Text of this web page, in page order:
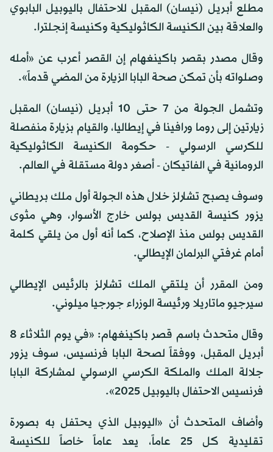
مطلع أبريل (نيسان) المقبل للاحتفال باليوبيل البابوي
والعلاقة بين الكنيسة الكاثوليكية وكنيسة إنجلترا.
وقال مصدر بقصر باكينغهام إن القصر أعرب عن «أمله
وصلواته بأن تمكن صحة البابا الزيارة من المضي قدماً».
وتشمل الجولة من 7 حتى 10 أبريل (نيسان) المقبل
زيارتين إلى روما ورافينا في إيطاليا، والقيام بزيارة منفصلة
للكرسي الرسولي - حكومة الكنيسة الكاثوليكية
الرومانية في الفاتيكان - أصغر دولة مستقلة في العالم.
وسوف يصبح تشارلز خلال هذه الجولة أول ملك بريطاني
يزور كنيسة القديس بولس خارج الأسوار، وهي مثوى
القديس بولس منذ الإصلاح، كما أنه أول من يلقي كلمة
أمام غرفتي البرلمان الإيطالي.
ومن المقرر أن يلتقي الملك تشارلز بالرئيس الإيطالي
سيرجيو ماتاريلا ورئيسة الوزراء جورجيا ميلوني.
وقال متحدث باسم قصر باكينغهام: «في يوم الثلاثاء 8
أبريل المقبل، ووفقاً لصحة البابا فرنسيس، سوف يزور
جلالة الملك والملكة الكرسي الرسولي لمشاركة البابا
فرنسيس الاحتفال باليوبيل 2025».
وأضاف المتحدث أن «اليوبيل الذي يحتفل به بصورة
تقليدية كل 25 عاماً، يعد عاماً خاصاً للكنيسة